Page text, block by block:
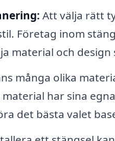
Att välja rätt
Företag inom
material och design
många olika
har sina
det bästa valet